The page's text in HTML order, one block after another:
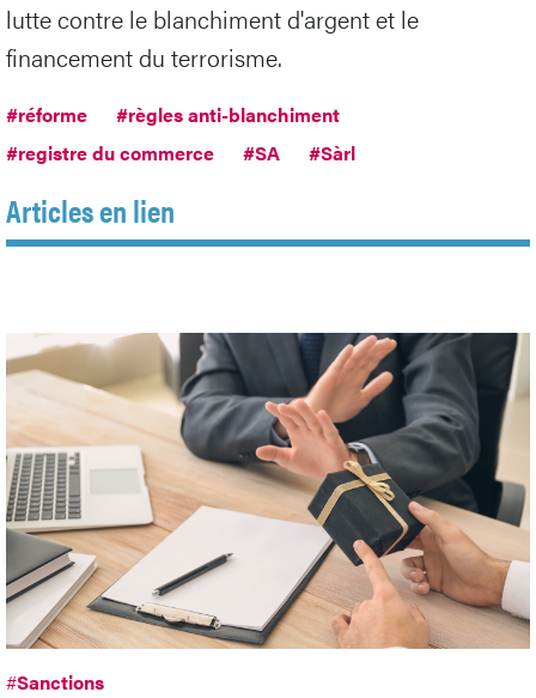
lutte contre le blanchiment d'argent et le
financement du terrorisme.
#réforme
#règles anti-blanchiment
#registre du commerce
#SA #Sàrl
Articles en lien
#Sanctions